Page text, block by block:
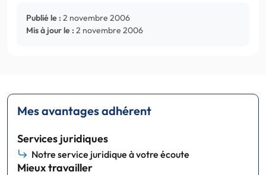
Publié le : 2 novembre 2006
Mis à jour le : 2 novembre 2006
Mes avantages adhérent
Services juridiques
Notre service juridique à votre écoute
Mieux travailler